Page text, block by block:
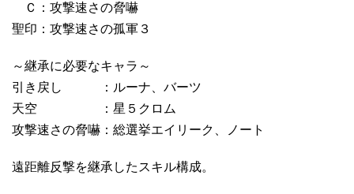
Ｃ：攻撃速さの脅嚇
聖印：攻撃速さの孤軍３
～継承に必要なキャラ～
引き戻し ：ルーナ、バーツ
天空 ：星５クロム
攻撃速さの脅嚇：総選挙エイリーク、ノート
遠距離反撃を継承したスキル構成。